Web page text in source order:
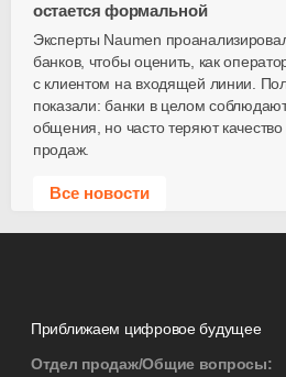
остается формальной
Эксперты Naumen
банков, чтобы оценить, как
с клиентом на входящей линии.
показали: банки в целом
общения, но часто теряют
продаж.
Все новости
Приближаем цифровое будущее
Отдел продаж/Общие вопросы: